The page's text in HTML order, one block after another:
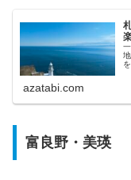
azatabi.com
富良野・美瑛